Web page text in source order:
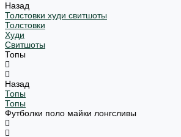
Назад
Толстовки худи свитшоты
Толстовки
Худи
Свитшоты
Топы
Назад
Топы
Топы
Футболки поло майки лонгсливы